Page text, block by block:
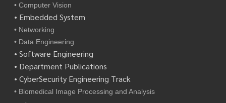
• Computer Vision
• Embedded System
• Networking
• Data Engineering
• Software Engineering
• Department Publications
• CyberSecurity Engineering Track
• Biomedical Image Processing and Analysis